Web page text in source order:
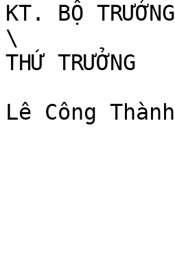
KT. BỘ TRƯỞNG
\
THỨ TRƯỞNG